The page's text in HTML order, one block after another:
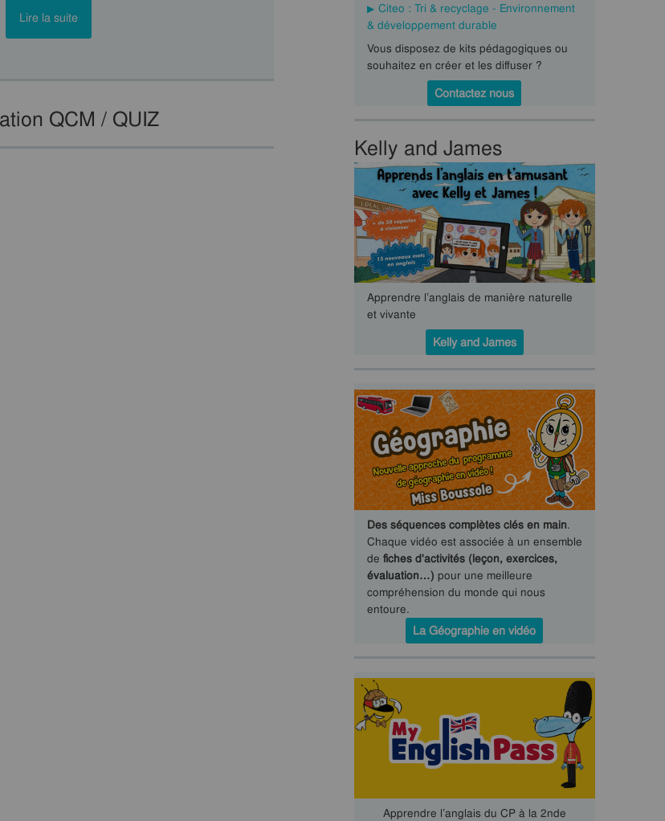
Lire la suite
QCM / QUIZ
Citeo : Tri & recyclage - Environnement
& développement durable
Vous disposez de kits pédagogiques ou
souhaitez en créer et les diffuser ?
Contactez nous
Kelly and James
Apprendre l’anglais de manière naturelle
et vivante
Kelly and James
Des séquences complètes clés en main.
Chaque vidéo est associée à un ensemble
de fiches d'activités (leçon, exercices,
évaluation…) pour une meilleure
compréhension du monde qui nous
entoure.
La Géographie en vidéo
Apprendre l’anglais du CP à la 2nde